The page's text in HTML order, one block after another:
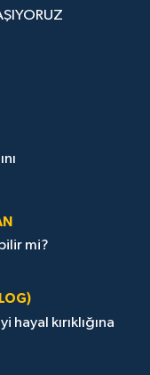
mi?
hayal kırıklığına